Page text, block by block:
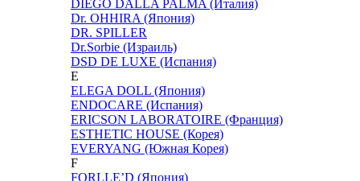
DIEGO DALLA PALMA (Италия)
Dr. OHHIRA (Япония)
DR. SPILLER
Dr.Sorbie (Израиль)
DSD DE LUXE (Испания)
E
ELEGA DOLL (Япония)
ENDOCARE (Испания)
ERICSON LABORATOIRE (Франция)
ESTHETIC HOUSE (Корея)
EVERYANG (Южная Корея)
F
FORLLE’D (Япония)